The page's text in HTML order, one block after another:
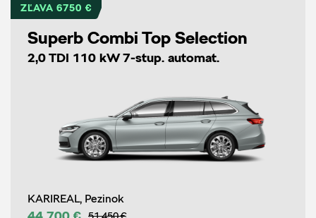
ZĽAVA 6750 €
Superb Combi Top Selection
2,0 TDI 110 kW 7-stup. automat.
KARIREAL, Pezinok